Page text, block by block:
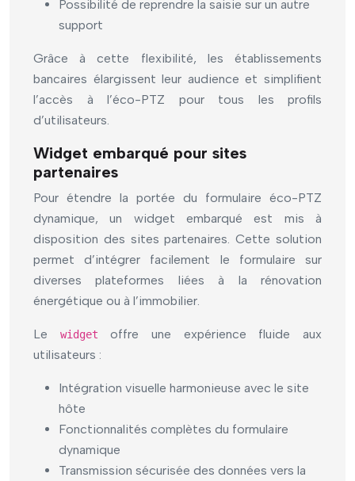
Possibilité de reprendre la saisie sur un autre
support
Grâce à cette flexibilité, les établissements
bancaires élargissent leur audience et simplifient
l’accès à l’éco-PTZ pour tous les profils
d’utilisateurs.
Widget embarqué pour sites
partenaires
Pour étendre la portée du formulaire éco-PTZ
dynamique, un widget embarqué est mis à
disposition des sites partenaires. Cette solution
permet d’intégrer facilement le formulaire sur
diverses plateformes liées à la rénovation
énergétique ou à l’immobilier.
Le widget
offre une expérience fluide aux
utilisateurs :
Intégration visuelle harmonieuse avec le site
hôte
Fonctionnalités complètes du formulaire
dynamique
Transmission sécurisée des données vers la